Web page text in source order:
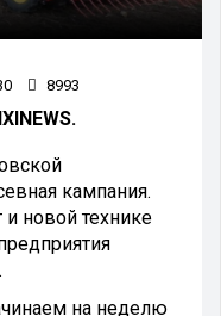
8993
кампания.
новой технике
на неделю